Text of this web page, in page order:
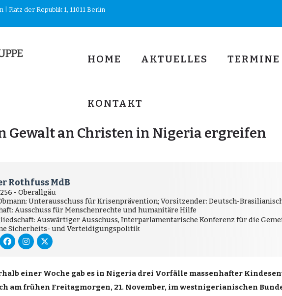
Platz der Republik 1, 11011 Berlin
HOME AKTUELLES TERMINE
KONTAKT
Gewalt an Christen in Nigeria ergreifen
Rothfuss MdB
- Oberallgäu
Unterausschuss für Krisenprävention; Vorsitzender: Deutsch-
Ausschuss für Menschenrechte und humanitäre Hilfe
Auswärtiger Ausschuss, Interparlamentarische Konferenz für die
Sicherheits- und Verteidigungspolitik
einer Woche gab es in Nigeria drei Vorfälle massenhafter
am frühen Freitagmorgen, 21. November, im westnigerianischen